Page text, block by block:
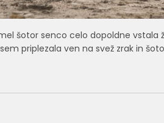
šotor senco celo dopoldne vstala
priplezala ven na svež zrak in